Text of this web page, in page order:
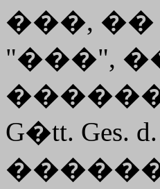
���, ��
"���",
G�tt. Ges.
������,